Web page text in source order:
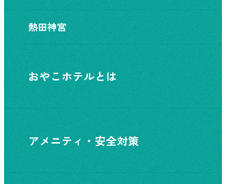
熱田神宮
おやこホテルとは
アメニティ・安全対策